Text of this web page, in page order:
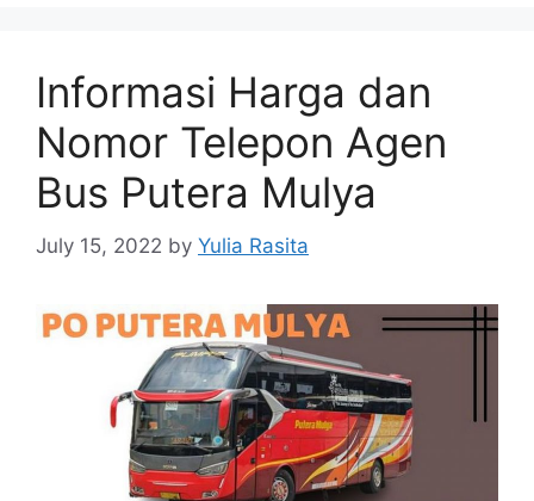
Informasi Harga dan
Nomor Telepon Agen
Bus Putera Mulya
July 15, 2022 by Yulia Rasita